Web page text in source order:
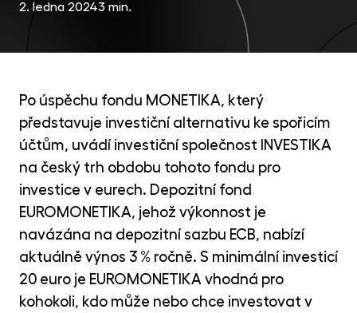
2. ledna 20243 min.
Po úspěchu fondu MONETIKA, který
představuje investiční alternativu ke spořicím
účtům, uvádí investiční společnost INVESTIKA
na český trh obdobu tohoto fondu pro
investice v eurech. Depozitní fond
EUROMONETIKA, jehož výkonnost je
navázána na depozitní sazbu ECB, nabízí
aktuálně výnos 3 % ročně. S minimální investicí
20 euro je EUROMONETIKA vhodná pro
kohokoli, kdo může nebo chce investovat v